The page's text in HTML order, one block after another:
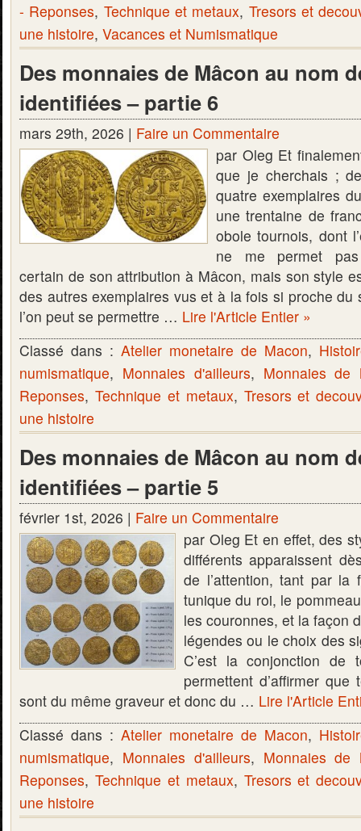
- Reponses, Technique et metaux, Tresors et
une histoire, Vacances et Numismatique
Des monnaies de Mâcon au nom
identifiées – partie 6
mars 29th, 2026 | Faire un Commentaire
par Oleg Et
que je cherchais ;
quatre exemplaires
une trentaine de
obole tournois, dont
ne me permet pas
certain de son attribution à Mâcon, mais son style
des autres exemplaires vus et à la fois si proche du
l’on peut se permettre … Lire l'Article Entier »
Classé dans : Atelier monetaire de Macon,
numismatique, Monnaies d'ailleurs, Monnaies de
Reponses, Technique et metaux, Tresors et
une histoire
Des monnaies de Mâcon au nom
identifiées – partie 5
février 1st, 2026 | Faire un Commentaire
par Oleg Et en effet, des
différents apparaissent
de l’attention, tant par la
tunique du roi, le
les couronnes, et la façon
légendes ou le choix des
C’est la conjonction de
permettent d’affirmer
sont du même graveur et donc du … Lire l'Article
Classé dans : Atelier monetaire de Macon,
numismatique, Monnaies d'ailleurs, Monnaies de
Reponses, Technique et metaux, Tresors et
une histoire